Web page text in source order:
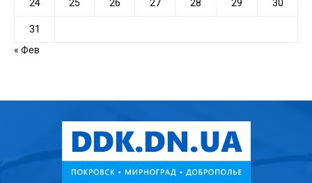
24 25 26 27 28 29 30
31
« Фев